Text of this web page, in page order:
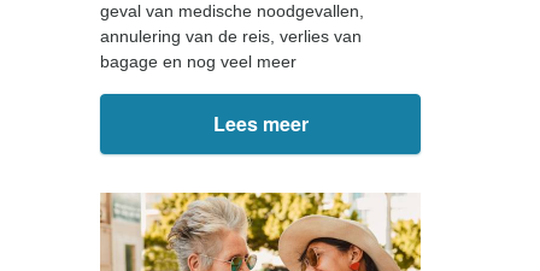
geval van medische noodgevallen,
annulering van de reis, verlies van
bagage en nog veel meer
Lees meer